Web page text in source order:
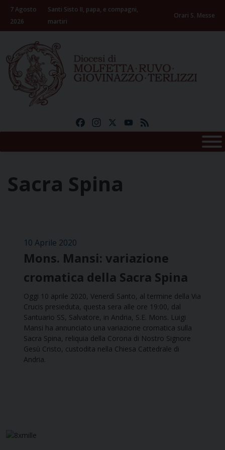
Skip
content
7 Agosto
2026
Santi Sisto II, papa, e compagni,
martiri
Orari S. Messe
FacebookInstagramYouTube
Sacra Spina
10 Aprile 2020
Mons. Mansi: variazione
cromatica della Sacra Spina
Oggi 10 aprile 2020, Venerdì Santo, al termine della Via
Crucis presieduta, questa sera alle ore 19:00, dal
Santuario SS, Salvatore, in Andria, S.E. Mons. Luigi
Mansi ha annunciato una variazione cromatica sulla
Sacra Spina, reliquia della Corona di Nostro Signore
Gesù Cristo, custodita nella Chiesa Cattedrale di
Andria.